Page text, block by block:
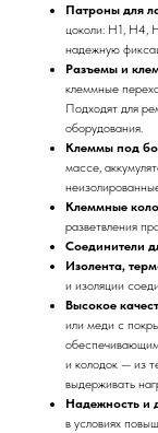
Патроны для
цоколи: H1, H4,
надежную
Разъемы и
клеммные
Подходят для
оборудования.
Клеммы под
массе,
Клеммные
разветвления
Соединители
Изолента,
и изоляции
Высокое
или меди с
и колодок — из
выдерживать
Надежность и
в условиях